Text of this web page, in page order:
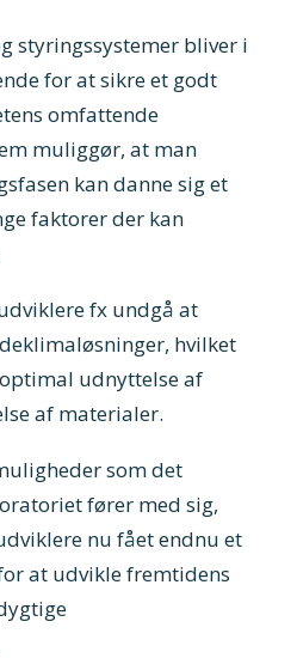
styringssystemer bliver i
for at sikre et godt
omfattende
muliggør, at man
kan danne sig et
faktorer der kan
fx undgå at
hvilket
udnyttelse af
af materialer.
som det
fører med sig,
nu fået endnu et
at udvikle fremtidens